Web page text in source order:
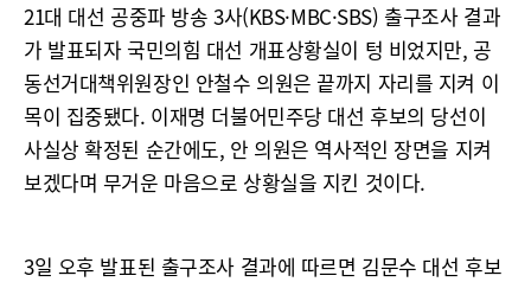
21대 대선 공중파 방송 3사(KBS·MBC·SBS) 출구조사 결과
가 발표되자 국민의힘 대선 개표상황실이 텅 비었지만, 공
동선거대책위원장인 안철수 의원은 끝까지 자리를 지켜 이
목이 집중됐다. 이재명 더불어민주당 대선 후보의 당선이
사실상 확정된 순간에도, 안 의원은 역사적인 장면을 지켜
보겠다며 무거운 마음으로 상황실을 지킨 것이다.
3일 오후 발표된 출구조사 결과에 따르면 김문수 대선 후보